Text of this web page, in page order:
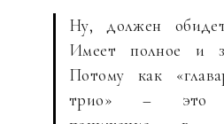
Ну, должен
Имеет полное и
Потому как
трио» – это